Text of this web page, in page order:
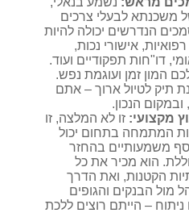
משכנתא לבעלי צרכים
הנדרשים יכולה להיות
אישורי נכות,
דו"חות תפקודיים ועוד.
המון זמן ועוגמת נפש.
תיק לטיול ארוך – אתם
הנכון.
מקצועי: זו לא המלצה, זו
המתמחה בתחום יכול
משמעותיים בהחזר
הוא מכיר את כל
הקטנות, ואת הדרך
מול הבנקים והגופים
– הייתם רוצים ללכת